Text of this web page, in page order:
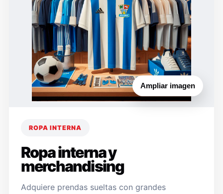
Ampliar imagen
ROPA INTERNA
Ropa interna y
merchandising
Adquiere prendas sueltas con grandes